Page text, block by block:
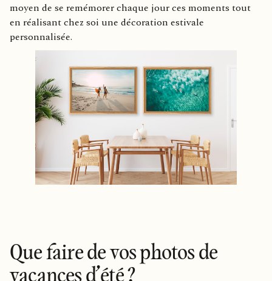
moyen de se remémorer chaque jour ces moments tout
en réalisant chez soi une décoration estivale
personnalisée.
Que faire de vos photos de
vacances d’été ?